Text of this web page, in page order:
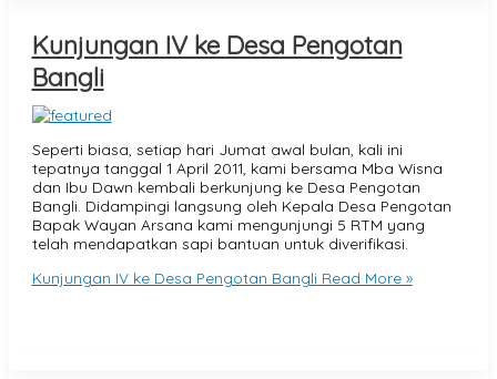
Kunjungan IV ke Desa Pengotan
Bangli
Seperti biasa, setiap hari Jumat awal bulan, kali ini
tepatnya tanggal 1 April 2011, kami bersama Mba Wisna
dan Ibu Dawn kembali berkunjung ke Desa Pengotan
Bangli. Didampingi langsung oleh Kepala Desa Pengotan
Bapak Wayan Arsana kami mengunjungi 5 RTM yang
telah mendapatkan sapi bantuan untuk diverifikasi.
Kunjungan IV ke Desa Pengotan Bangli Read More »